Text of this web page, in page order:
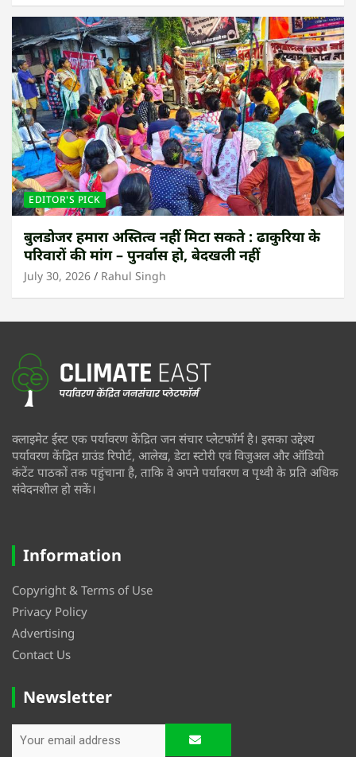
EDITOR'S PICK
बुलडोजर हमारा अस्तित्व नहीं मिटा सकते : ढाकुरिया के
परिवारों की मांग – पुनर्वास हो, बेदखली नहीं
July 30, 2026 Rahul Singh
क्लाइमेट ईस्ट एक पर्यावरण केंद्रित जन संचार प्लेटफॉर्म है। इसका उद्देश्य
पर्यावरण केंद्रित ग्राउंड रिपोर्ट, आलेख, डेटा स्टोरी एवं विजुअल और ऑडियो
कंटेंट पाठकों तक पहुंचाना है, ताकि वे अपने पर्यावरण व पृथ्वी के प्रति अधिक
संवेदनशील हो सकें।
Information
Copyright & Terms of Use
Privacy Policy
Advertising
Contact Us
Newsletter